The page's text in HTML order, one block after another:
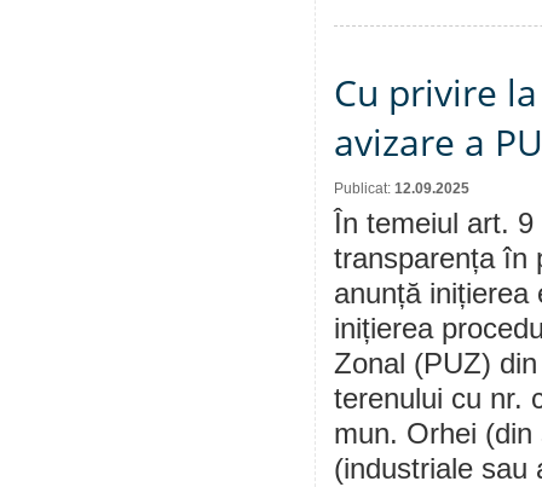
Cu privire
avizare a
Publicat: 12.09.2025
În temeiul art.
transparența în
anunță inițierea
inițierea
Zonal (PUZ)
terenului cu nr.
mun. Orhei
(industriale sau